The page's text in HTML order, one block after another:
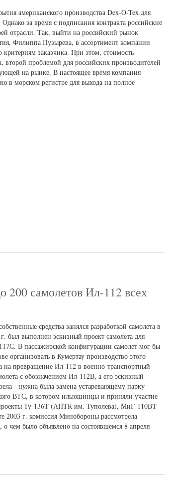
американского производства Dex-O-Tex для
за время с подписания контракта российские
отрасли. Так, выйти на российский рынок
Филиппа Пузырева, в ассортимент компании
заказчика. При этом, стоимость
проблемой для российских производителей
на рынке. В настоящее время компания
в морском регистре для выхода на полное
200 самолетов Ил-112 всех
средства занялся разработкой самолета в
был выполнен эскизный проект самолета для
В пассажирской конфигурации самолет мог бы
организовать в Кумертау производство этого
на превращение Ил-112 в военно-транспортный
с обозначением Ил-112В, а его эскизный
- нужна была замена устаревающему парку
ВТС, в котором ильюшинцы и приняли участие
Ту-136Т (АНТК им. Туполева), МиГ-110ВТ
г. комиссия Минобороны рассмотрела
чем было объявлено на состоявшемся 8 апреля